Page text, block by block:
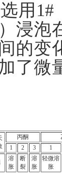
用1#
浸泡
的变
了微
丙酮
1
2 3 1
溶
胀
断
裂
溶
胀
轻微溶
胀